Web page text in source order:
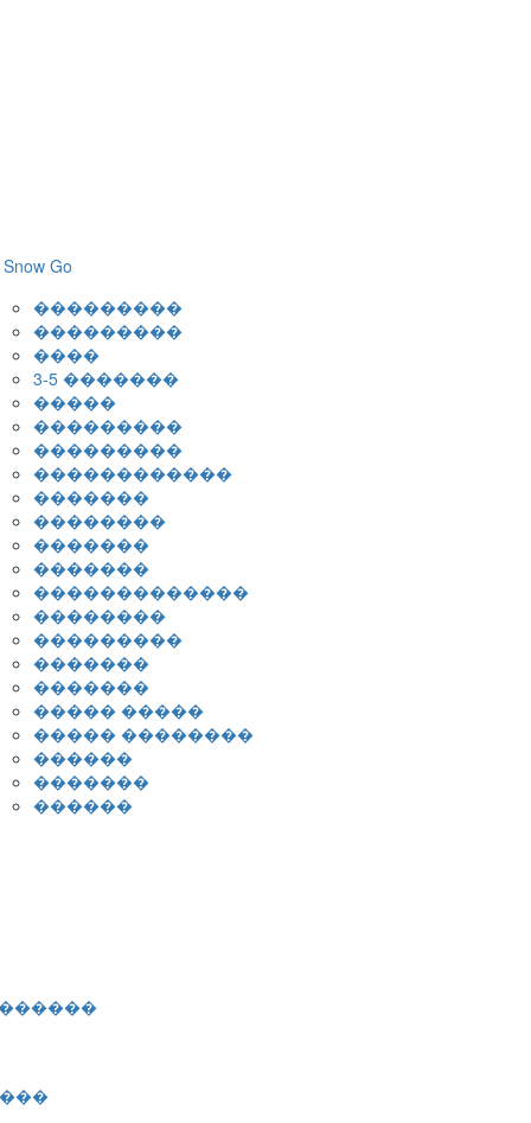
Snow Go
���������
���������
����
3-5 �������
�����
���������
���������
������������
�������
��������
�������
�������
�������������
��������
���������
�������
�������
����� �����
����� ��������
������
�������
������